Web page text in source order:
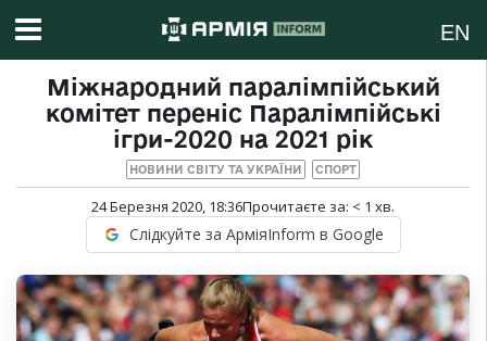
EN
Міжнародний паралімпійський
комітет переніс Паралімпійські
ігри-2020 на 2021 рік
НОВИНИ СВІТУ ТА УКРАЇНИ СПОРТ
24 Березня 2020, 18:36Прочитаєте за: < 1 хв.
Слідкуйте за АрміяInform в Google